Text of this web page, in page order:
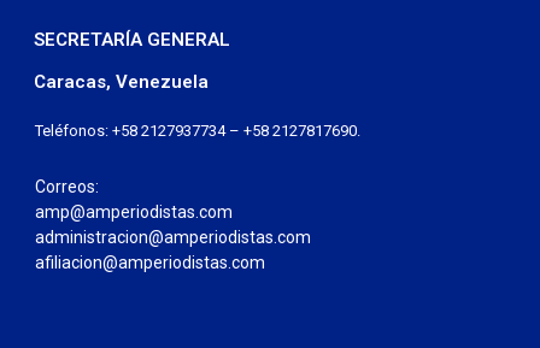
SECRETARÍA GENERAL
Caracas, Venezuela
Teléfonos: +58 2127937734 – +58 2127817690.
Correos:
amp@amperiodistas.com
administracion@amperiodistas.com
afiliacion@amperiodistas.com